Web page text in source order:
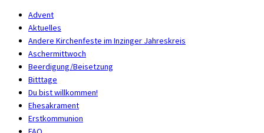
Advent
Aktuelles
Andere Kirchenfeste im Inzinger Jahreskreis
Aschermittwoch
Beerdigung/Beisetzung
Bitttage
Du bist willkommen!
Ehesakrament
Erstkommunion